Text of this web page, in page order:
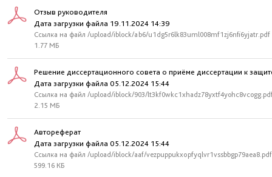
Отзыв руководителя
Дата загрузки файла 19.11.2024 14:39
Ссылка на файл /upload/iblock/ab6/u1dg5r6lk83uml008mf1zj6nfi6yjatr.pdf
1.77 МБ
Решение диссертационного совета о приёме диссертации к
Дата загрузки файла 05.12.2024 15:44
Ссылка на файл /upload/iblock/903/
2.15 МБ
Автореферат
Дата загрузки файла 05.12.2024 15:44
Ссылка на файл /upload/iblock/aaf/vezpuppukxopfyqlvr1vssbbgp79aea8.pdf
599.16 КБ